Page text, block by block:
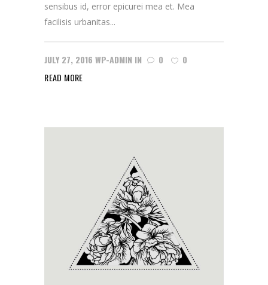
sensibus id, error epicurei mea et. Mea
facilisis urbanitas...
JULY 27, 2016 WP-ADMIN IN 0
0
READ MORE